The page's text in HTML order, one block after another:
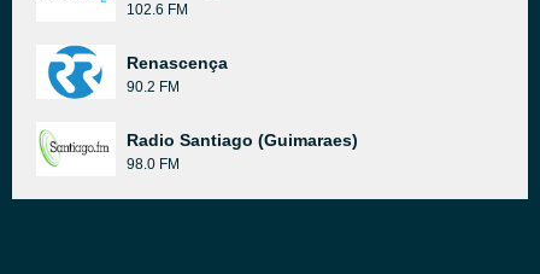
102.6 FM
Renascença
90.2 FM
Radio Santiago (Guimaraes)
98.0 FM